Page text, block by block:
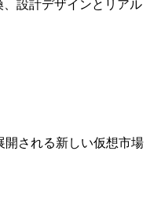
設計デザインとリアル
される新しい仮想市場